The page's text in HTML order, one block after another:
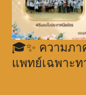
🎓✨ ความภ
แพทย์เฉพาะท